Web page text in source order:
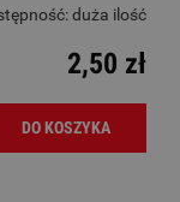
duża ilość
2,50 zł
DO KOSZYKA